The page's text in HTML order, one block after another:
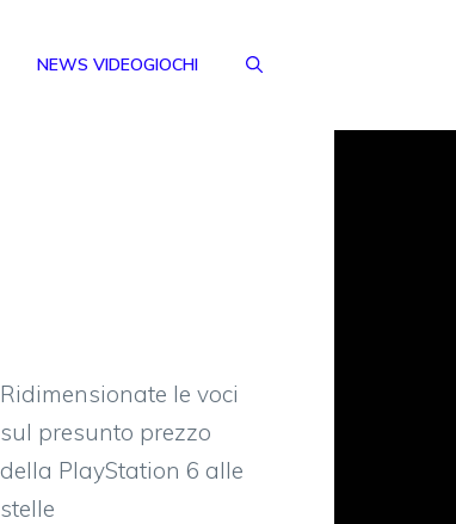
NEWS VIDEOGIOCHI
Ridimensionate le voci
sul presunto prezzo
della PlayStation 6 alle
stelle